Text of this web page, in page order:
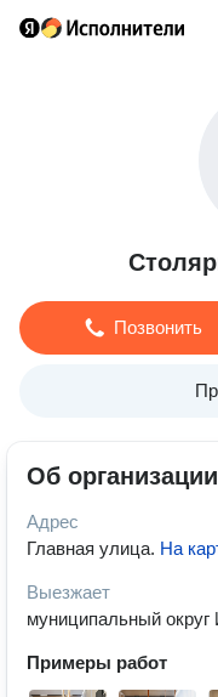
Позвонить
Об организации
Адрес
Главная улица. На
Выезжает
муниципальный округ
Примеры работ